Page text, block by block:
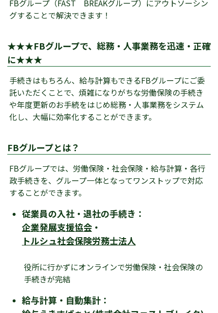
FBグループ（FAST BREAKグループ）にアウトソーシン
グすることで解決できます！
★★★FBグループで、総務・人事業務を迅速・正確
に★★★
手続きはもちろん、給与計算もできるFBグループにご委
託いただくことで、煩雑になりがちな労働保険の手続き
や年度更新のお手続をはじめ総務・人事業務をシステム
化し、大幅に効率化することができます。
FBグループとは？
FBグループでは、労働保険・社会保険・給与計算・各行
政手続きを、グループ一体となってワンストップで対応
することができます。
従業員の入社・退社の手続き：
企業発展支援協会 ・
トルシュ社会保険労務士法人
役所に行かずにオンラインで労働保険・社会保険の
手続きが完結
給与計算・自動集計：